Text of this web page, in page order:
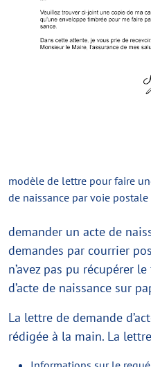
modèle de lettre pour faire
de naissance par voie postale
demander un acte de
demandes par courrier
n’avez pas pu récupérer
d’acte de naissance sur
La lettre de demande
rédigée à la main. La